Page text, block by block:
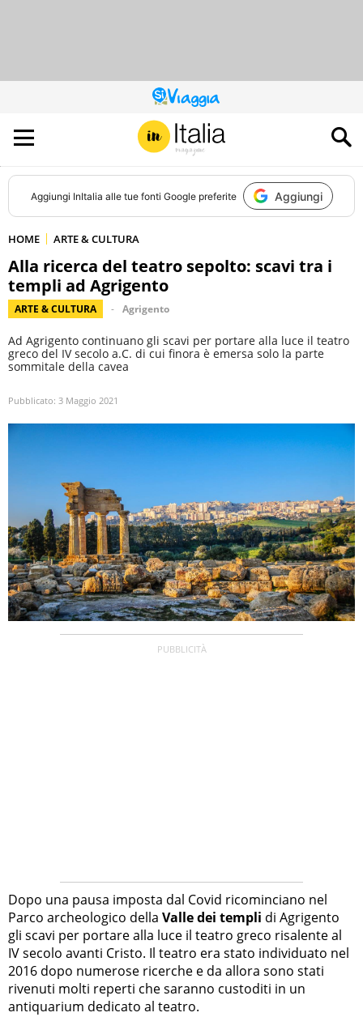
QUESTO
SITO
CONTRIBUISCE
ALL’AUDIENCE
DI
Aggiungi InItalia alle tue fonti Google preferite Aggiungi
HOME ARTE & CULTURA
Alla ricerca del teatro sepolto: scavi tra i
templi ad Agrigento
ARTE & CULTURA Agrigento
Ad Agrigento continuano gli scavi per portare alla luce il teatro
greco del IV secolo a.C. di cui finora è emersa solo la parte
sommitale della cavea
Pubblicato: 3 Maggio 2021
Dopo una pausa imposta dal Covid ricominciano nel
Parco archeologico della Valle dei templi di Agrigento
gli scavi per portare alla luce il teatro greco risalente al
IV secolo avanti Cristo. Il teatro era stato individuato nel
2016 dopo numerose ricerche e da allora sono stati
rivenuti molti reperti che saranno custoditi in un
antiquarium dedicato al teatro.